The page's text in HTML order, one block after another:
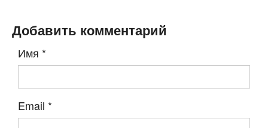
Добавить комментарий
Имя *
Email *